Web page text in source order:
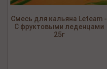
Смесь для кальяна Leteam -
С фруктовыми леденцами
25г